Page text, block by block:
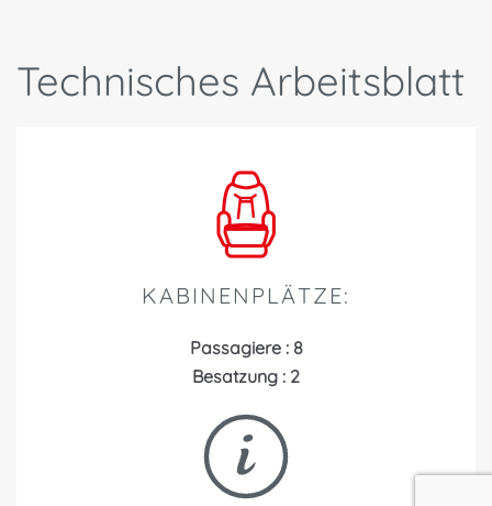
Technisches Arbeitsblatt
KABINENPLÄTZE:
Passagiere : 8
Besatzung : 2